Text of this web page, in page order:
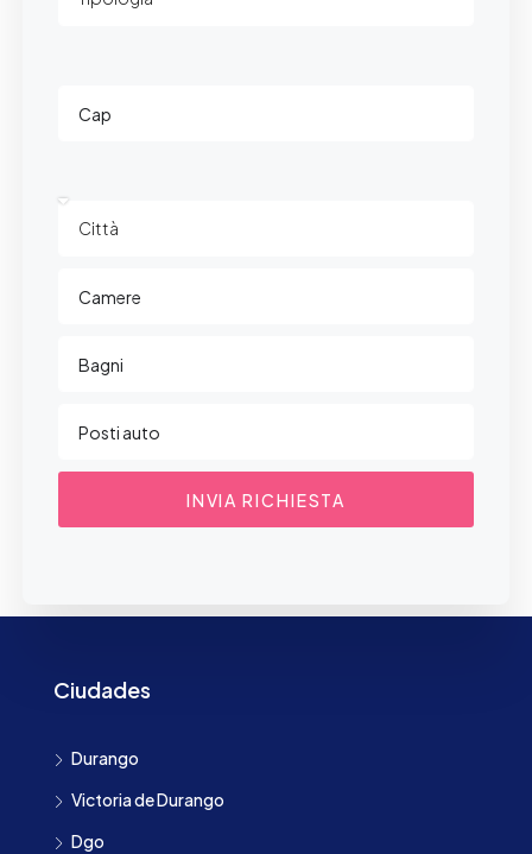
INVIA RICHIESTA
Ciudades
Durango
Victoria de Durango
Dgo